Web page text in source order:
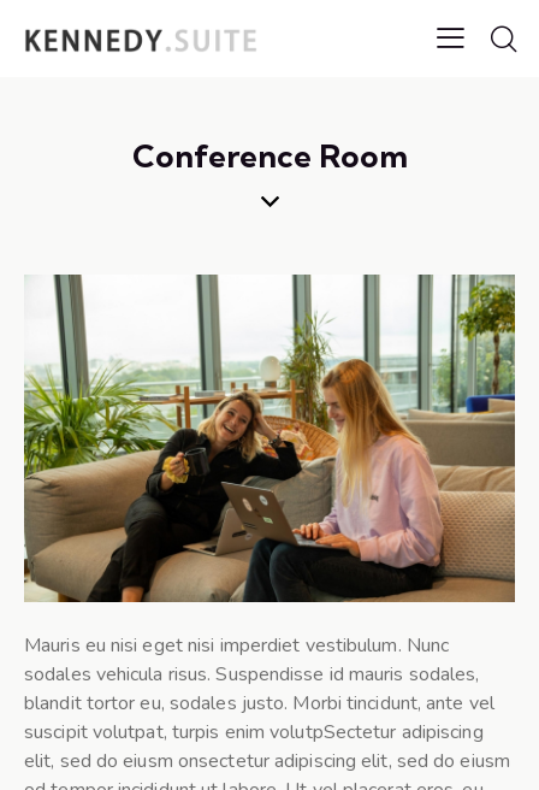
Conference Room
Mauris eu nisi eget nisi imperdiet vestibulum. Nunc
sodales vehicula risus. Suspendisse id mauris sodales,
blandit tortor eu, sodales justo. Morbi tincidunt, ante vel
suscipit volutpat, turpis enim volutpSectetur adipiscing
elit, sed do eiusm onsectetur adipiscing elit, sed do eiusm